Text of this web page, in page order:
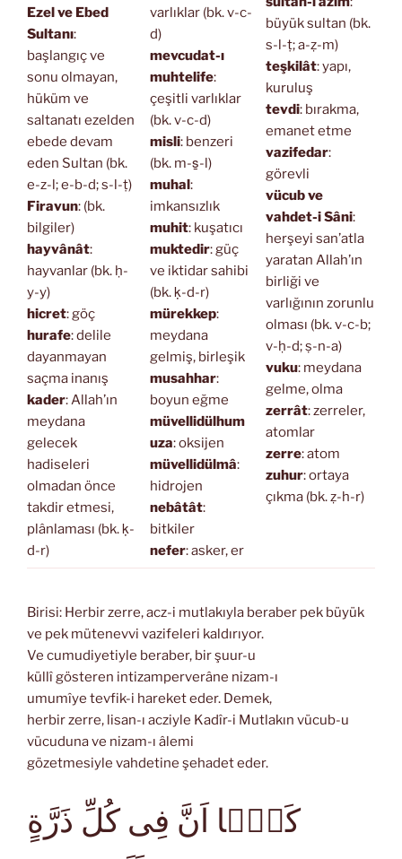
Ezel ve Ebed
Sultanı:
başlangıç ve
sonu olmayan,
hüküm ve
saltanatı ezelden
ebede devam
eden Sultan (bk.
e-z-l; e-b-d; s-l-ṭ)
Firavun: (bk.
bilgiler)
hayvânât:
hayvanlar (bk. ḥ-
y-y)
hicret: göç
hurafe: delile
dayanmayan
saçma inanış
kader: Allah’ın
meydana
gelecek
hadiseleri
olmadan önce
takdir etmesi,
plânlaması (bk. ḳ-
d-r)
varlıklar (bk. v-c-
d)
mevcudat-ı
muhtelife:
çeşitli varlıklar
(bk. v-c-d)
misli: benzeri
(bk. m-s̱-l)
muhal:
imkansızlık
muhit: kuşatıcı
muktedir: güç
ve iktidar sahibi
(bk. ḳ-d-r)
mürekkep:
meydana
gelmiş, birleşik
musahhar:
boyun eğme
müvellidülhum
uza: oksijen
müvellidülmâ:
hidrojen
nebâtât:
bitkiler
nefer: asker, er
büyük sultan (bk.
s-l-ṭ; a-ẓ-m)
teşkilât: yapı,
kuruluş
tevdi: bırakma,
emanet etme
vazifedar:
görevli
vücub ve
vahdet-i Sâni:
herşeyi san’atla
yaratan Allah’ın
birliği ve
varlığının zorunlu
olması (bk. v-c-b;
v-ḥ-d; ṣ-n-a)
vuku: meydana
gelme, olma
zerrât: zerreler,
atomlar
zerre: atom
zuhur: ortaya
çıkma (bk. ẓ-h-r)
Birisi: Herbir zerre, acz-i mutlakıyla beraber pek büyük
ve pek mütenevvi vazifeleri kaldırıyor.
Ve cumudiyetiyle beraber, bir şuur-u
küllî gösteren intizamperverâne nizam-ı
umumîye tevfik-i hareket eder. Demek,
herbir zerre, lisan-ı acziyle Kadîr-i Mutlakın vücub-u
vücuduna ve nizam-ı âlemi
gözetmesiyle vahdetine şehadet eder.
كَمَۤا اَنَّ فِى كُلِّ ذَرَّةٍ